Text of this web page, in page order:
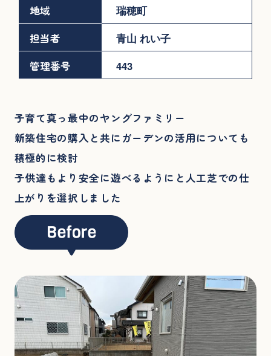
地域
瑞穂町
担当者
青山 れい子
管理番号
443
子育て真っ最中のヤングファミリー
新築住宅の購入と共にガーデンの活用についても
積極的に検討
子供達もより安全に遊べるようにと人工芝での仕
上がりを選択しました